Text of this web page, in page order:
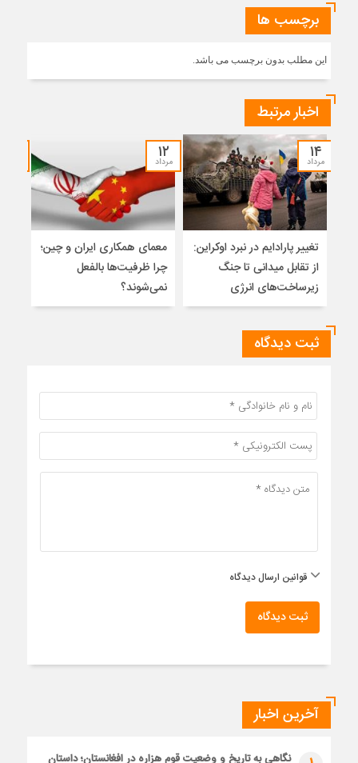
برچسب ها
این مطلب بدون برچسب می باشد.
اخبار مرتبط
۱۴
مرداد
تغییر پارادایم در نبرد اوکراین:
از تقابل میدانی تا جنگ
زیرساخت‌های انرژی
۱۲
مرداد
معمای همکاری ایران و چین؛
چرا ظرفیت‌ها بالفعل
نمی‌شوند؟
ثبت دیدگاه
قوانین ارسال دیدگاه
ثبت دیدگاه
آخرین اخبار
نگاهی به تاریخ و وضعیت قوم هزاره در افغانستان؛ داستان